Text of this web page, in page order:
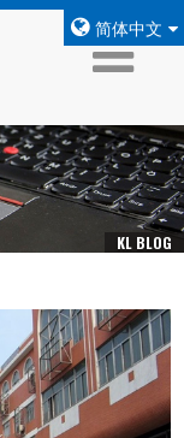
简体中文
KL BLOG